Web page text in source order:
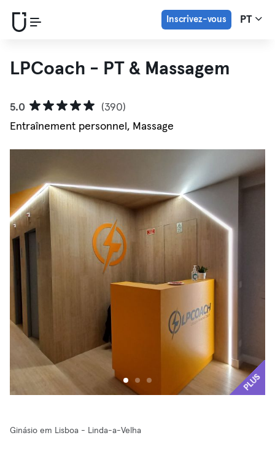
Inscrivez-vous PT
LPCoach - PT & Massagem
5.0
(390)
Entraînement personnel, Massage
PLUS
Ginásio em Lisboa - Linda-a-Velha